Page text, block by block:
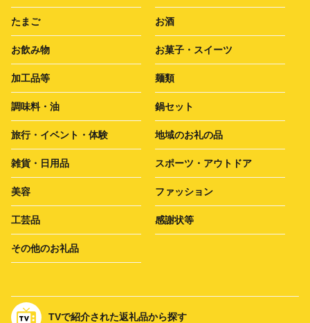
たまご お酒
お飲み物 お菓子・スイーツ
加工品等 麺類
調味料・油 鍋セット
旅行・イベント・体験 地域のお礼の品
雑貨・日用品 スポーツ・アウトドア
美容 ファッション
工芸品 感謝状等
その他のお礼品
TVで紹介された返礼品から探す